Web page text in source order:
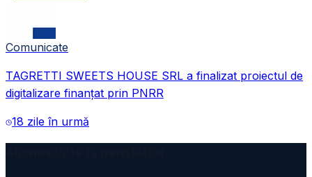
Comunicate
TAGRETTI SWEETS HOUSE SRL a finalizat proiectul de
digitalizare finanțat prin PNRR
18 zile în urmă